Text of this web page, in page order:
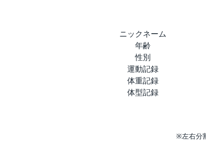
ニックネーム
年齢
性別
運動記録
体重記録
体型記録
※左右分